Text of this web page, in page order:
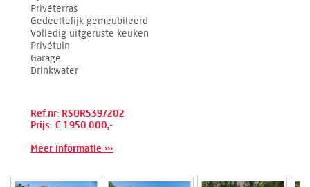
Privéterras
Gedeeltelijk gemeubileerd
Volledig uitgeruste keuken
Privétuin
Garage
Drinkwater
Ref.nr: RSOR5397202
Prijs: € 1.950.000,-
Meer informatie ›››